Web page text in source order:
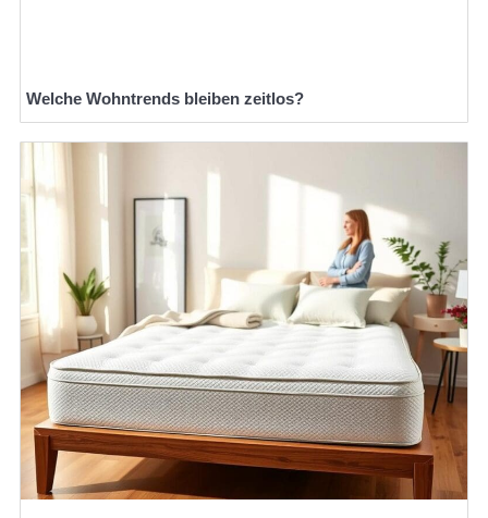
Welche Wohntrends bleiben zeitlos?